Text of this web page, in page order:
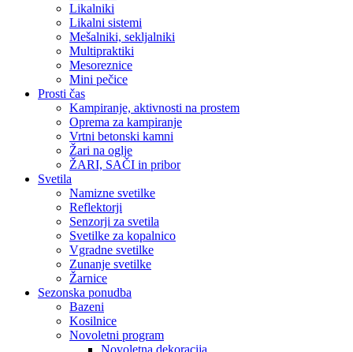
Likalniki
Likalni sistemi
Mešalniki, sekljalniki
Multipraktiki
Mesoreznice
Mini pečice
Prosti čas
Kampiranje, aktivnosti na prostem
Oprema za kampiranje
Vrtni betonski kamni
Žari na oglje
ŽARI, SAČI in pribor
Svetila
Namizne svetilke
Reflektorji
Senzorji za svetila
Svetilke za kopalnico
Vgradne svetilke
Zunanje svetilke
Žarnice
Sezonska ponudba
Bazeni
Kosilnice
Novoletni program
Novoletna dekoracija